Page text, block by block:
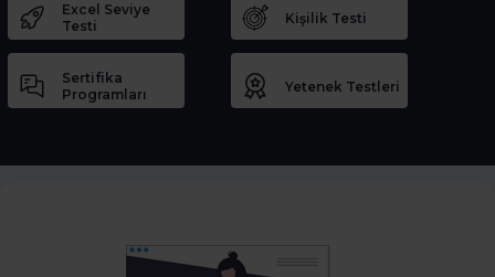
Excel Seviye
Testi
Kişilik Testi
Sertifika
Programları
Yetenek Testleri